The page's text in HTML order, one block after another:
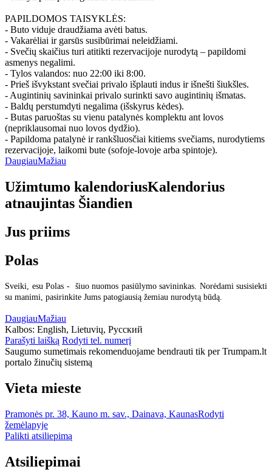
PAPILDOMOS TAISYKLĖS:
- Buto viduje draudžiama avėti batus.
- Vakarėliai ir garsūs susibūrimai neleidžiami.
- Svečių skaičius turi atitikti rezervacijoje nurodytą – papildomi
asmenys negalimi.
- Tylos valandos: nuo 22:00 iki 8:00.
- Prieš išvykstant svečiai privalo išplauti indus ir išnešti šiukšles.
- Augintinių savininkai privalo surinkti savo augintinių išmatas.
- Baldų perstumdyti negalima (išskyrus kėdes).
- Butas paruoštas su vienu patalynės komplektu ant lovos
(nepriklausomai nuo lovos dydžio).
- Papildoma patalynė ir rankšluosčiai kitiems svečiams, nurodytiems
rezervacijoje, laikomi bute (sofoje-lovoje arba spintoje).
DaugiauMažiau
Užimtumo kalendoriusKalendorius
atnaujintas Šiandien
Jus priims
Polas
Sveiki, esu Polas - šiuo nuomos pasiūlymo savininkas. Norėdami susisiekti
su manimi, pasirinkite Jums patogiausią žemiau nurodytą būdą.
DaugiauMažiau
Kalbos: English, Lietuvių, Русский
Parašyti laišką Rodyti tel. numerį
Saugumo sumetimais rekomenduojame bendrauti tik per Trumpam.lt
portalo žinučių sistemą
Vieta mieste
Pramonės pr. 38, Kauno m. sav., Dainava, KaunasRodyti
žemėlapyje
Palikti atsiliepimą
Atsiliepimai